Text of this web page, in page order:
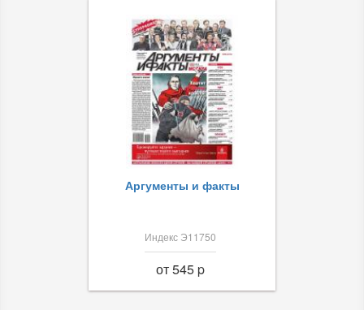
Аргументы и факты
Индекс Э11750
от 545 p